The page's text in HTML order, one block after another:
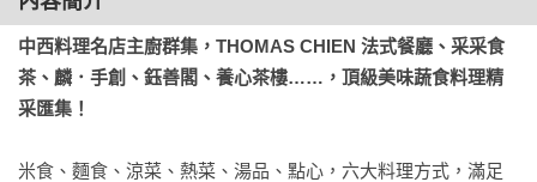
中西料理名店主廚群集，THOMAS CHIEN 法式餐廳、采采食
茶、麟．手創、鈺善閣、養心茶樓……，頂級美味蔬食料理精
采匯集！
米食、麵食、涼菜、熱菜、湯品、點心，六大料理方式，滿足